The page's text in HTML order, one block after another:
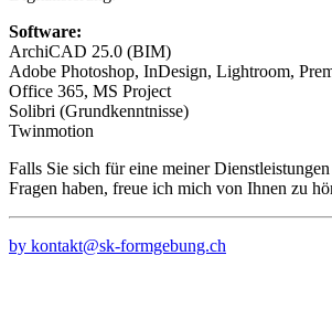
Software:
ArchiCAD 25.0 (BIM)
Adobe Photoshop, InDesign, Lightroom,
Office 365, MS Project
Solibri (Grundkenntnisse)
Twinmotion
Falls Sie sich für eine meiner
Fragen haben, freue ich mich von Ihnen zu
by kontakt@sk-formgebung.ch